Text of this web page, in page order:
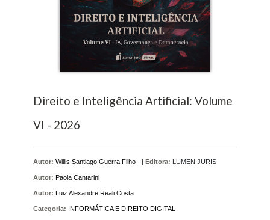
Direito e Inteligência Artificial: Volume
VI - 2026
Autor: Willis Santiago Guerra Filho
Autor: Paola Cantarini
Autor: Luiz Alexandre Reali Costa
Editora: LUMEN JURIS
Categoria: INFORMÁTICA E DIREITO DIGITAL